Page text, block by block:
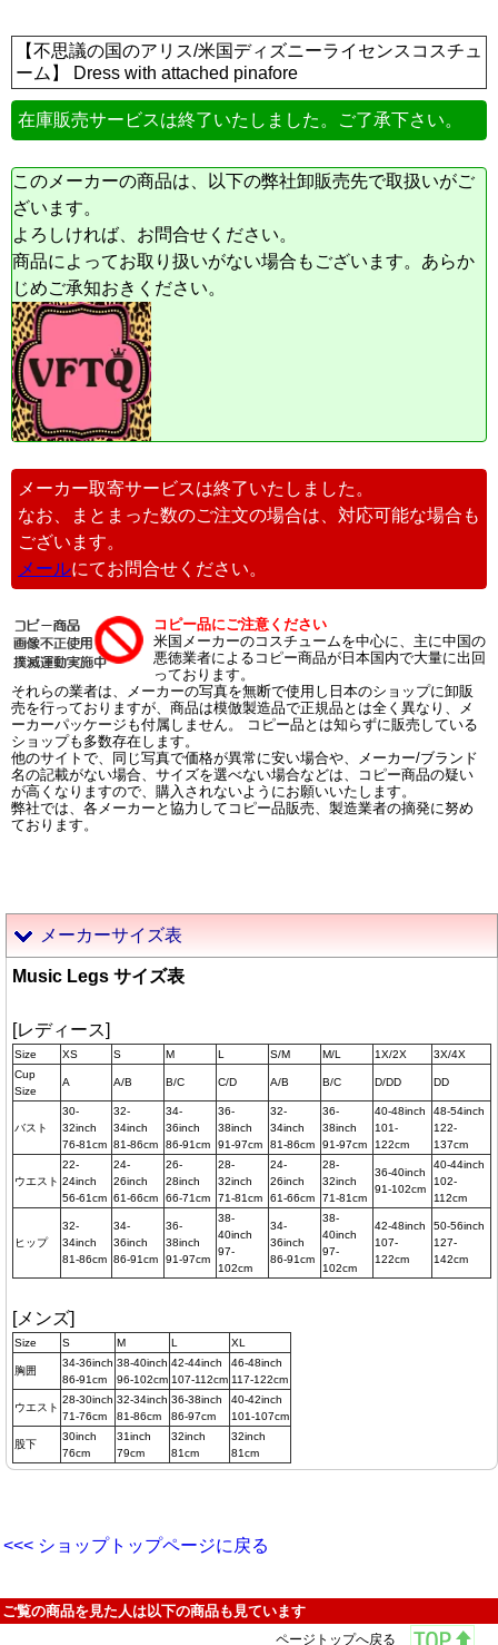
【不思議の国のアリス/米国ディズニーライセンスコスチュ
ーム】 Dress with attached pinafore
在庫販売サービスは終了いたしました。ご了承下さい。
このメーカーの商品は、以下の弊社卸販売先で取扱いがご
ざいます。
よろしければ、お問合せください。
商品によってお取り扱いがない場合もございます。あらか
じめご承知おきください。
メーカー取寄サービスは終了いたしました。
なお、まとまった数のご注文の場合は、対応可能な場合も
ございます。
メールにてお問合せください。
コピー品にご注意ください
米国メーカーのコスチュームを中心に、主に中国の
悪徳業者によるコピー商品が日本国内で大量に出回
っております。
それらの業者は、メーカーの写真を無断で使用し日本のショップに卸販
売を行っておりますが、商品は模倣製造品で正規品とは全く異なり、メ
ーカーパッケージも付属しません。 コピー品とは知らずに販売している
ショップも多数存在します。
他のサイトで、同じ写真で価格が異常に安い場合や、メーカー/ブランド
名の記載がない場合、サイズを選べない場合などは、コピー商品の疑い
が高くなりますので、購入されないようにお願いいたします。
弊社では、各メーカーと協力してコピー品販売、製造業者の摘発に努め
ております。
メーカーサイズ表
Music Legs サイズ表
[レディース]
Size XS S M L S/M M/L 1X/2X
3X/4X
Cup
Size
A A/B B/C C/D A/B B/C D/DD DD
バスト
30-
32inch
76-81cm
32-
34inch
81-86cm
34-
36inch
86-91cm
36-
38inch
91-97cm
32-
34inch
81-86cm
36-
38inch
91-97cm
40-48inch
101-
122cm
48-54inch
122-
137cm
ウエスト
22-
24inch
56-61cm
24-
26inch
61-66cm
26-
28inch
66-71cm
28-
32inch
71-81cm
24-
26inch
61-66cm
28-
32inch
71-81cm
36-40inch
91-102cm
40-44inch
102-
112cm
ヒップ
32-
34inch
81-86cm
34-
36inch
86-91cm
36-
38inch
91-97cm
38-
40inch
97-
102cm
34-
36inch
86-91cm
38-
40inch
97-
102cm
42-48inch
107-
122cm
50-56inch
127-
142cm
[メンズ]
Size S M L XL
胸囲
34-36inch
86-91cm
38-40inch
96-102cm
42-44inch
107-112cm
46-48inch
117-122cm
ウエスト
28-30inch
71-76cm
32-34inch
81-86cm
36-38inch
86-97cm
40-42inch
101-107cm
股下
30inch
76cm
31inch
79cm
32inch
81cm
32inch
81cm
<<< ショップトップページに戻る
ご覧の商品を見た人は以下の商品も見ています
ページトップへ戻る